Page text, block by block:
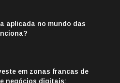
aplicada no mundo das
em zonas francas de
negócios digitais: